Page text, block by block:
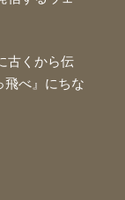
古くから伝
飛べ』にちな